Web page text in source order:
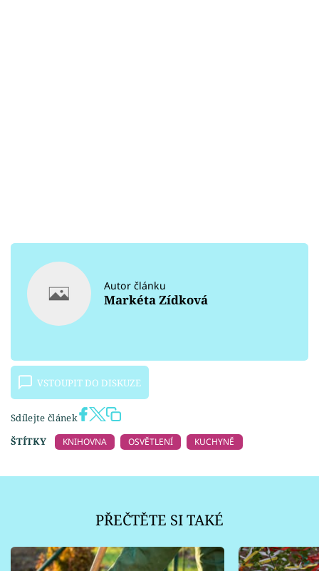
Autor článku
Markéta Zídková
VSTOUPIT DO DISKUZE
Sdílejte článek
ŠTÍTKY
KNIHOVNA OSVĚTLENÍ KUCHYNĚ
PŘEČTĚTE SI TAKÉ